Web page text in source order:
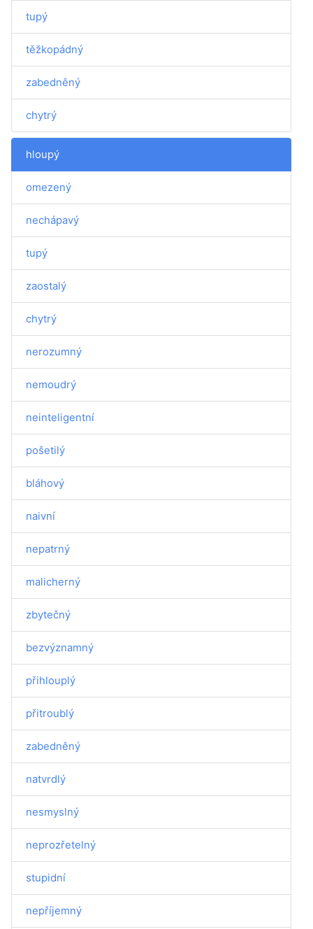
tupý
těžkopádný
zabedněný
chytrý
hloupý
omezený
nechápavý
tupý
zaostalý
chytrý
nerozumný
nemoudrý
neinteligentní
pošetilý
bláhový
naivní
nepatrný
malicherný
zbytečný
bezvýznamný
přihlouplý
přitroublý
zabedněný
natvrdlý
nesmyslný
neprozřetelný
stupidní
nepříjemný